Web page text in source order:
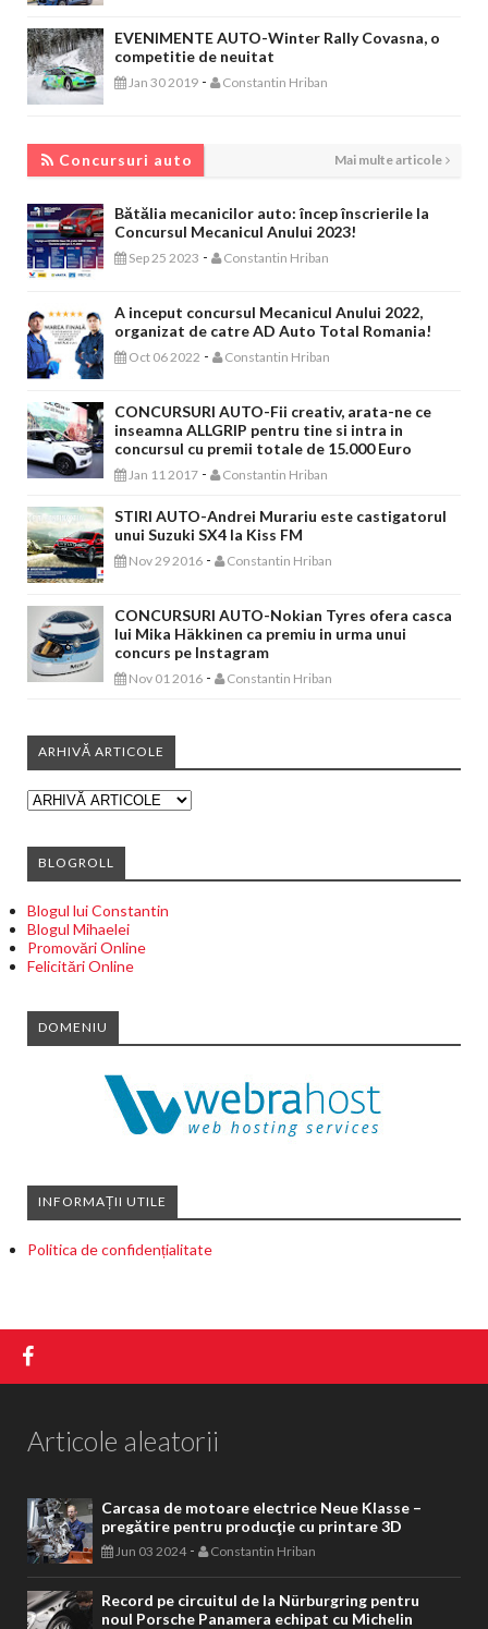
EVENIMENTE AUTO-Winter Rally Covasna, o
competitie de neuitat
Jan 30 2019 - Constantin Hriban
Concursuri auto Mai multe articole
Bătălia mecanicilor auto: încep înscrierile la
Concursul Mecanicul Anului 2023!
Sep 25 2023 - Constantin Hriban
A inceput concursul Mecanicul Anului 2022,
organizat de catre AD Auto Total Romania!
Oct 06 2022 - Constantin Hriban
CONCURSURI AUTO-Fii creativ, arata-ne ce
inseamna ALLGRIP pentru tine si intra in
concursul cu premii totale de 15.000 Euro
Jan 11 2017 - Constantin Hriban
STIRI AUTO-Andrei Murariu este castigatorul
unui Suzuki SX4 la Kiss FM
Nov 29 2016 - Constantin Hriban
CONCURSURI AUTO-Nokian Tyres ofera casca
lui Mika Häkkinen ca premiu in urma unui
concurs pe Instagram
Nov 01 2016 - Constantin Hriban
ARHIVĂ ARTICOLE
BLOGROLL
Blogul lui Constantin
Blogul Mihaelei
Promovări Online
Felicitări Online
DOMENIU
INFORMAȚII UTILE
Politica de confidențialitate
Articole aleatorii
Carcasa de motoare electrice Neue Klasse –
pregătire pentru producţie cu printare 3D
Jun 03 2024- Constantin Hriban
Record pe circuitul de la Nürburgring pentru
noul Porsche Panamera echipat cu Michelin